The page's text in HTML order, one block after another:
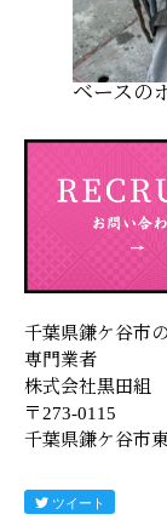
ベースの
千葉県鎌ケ谷市
専門業者
株式会社黒田組
〒273-0115
千葉県鎌ケ谷市
ツイート